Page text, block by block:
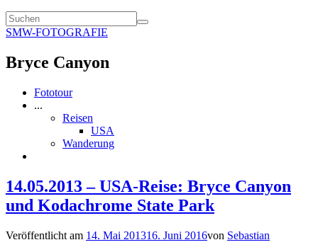
SMW-FOTOGRAFIE
Bryce Canyon
Fototour
...
Reisen
USA
Wanderung
14.05.2013 – USA-Reise: Bryce Canyon
und Kodachrome State Park
Veröffentlicht am 14. Mai 201316. Juni 2016von Sebastian